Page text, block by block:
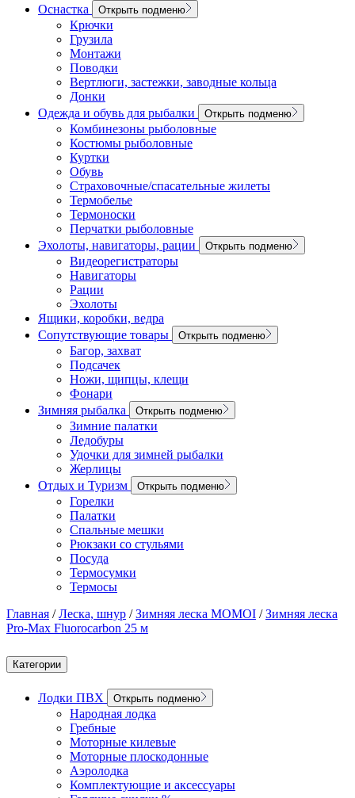
Оснастка
Открыть подменю
Крючки
Грузила
Монтажи
Поводки
Вертлюги, застежки, заводные кольца
Донки
Одежда и обувь для рыбалки
Открыть подменю
Комбинезоны рыболовные
Костюмы рыболовные
Куртки
Обувь
Страховочные/спасательные жилеты
Термобелье
Термоноски
Перчатки рыболовные
Эхолоты, навигаторы, рации
Открыть подменю
Видеорегистраторы
Навигаторы
Рации
Эхолоты
Ящики, коробки, ведра
Сопутствующие товары
Открыть подменю
Багор, захват
Подсачек
Ножи, щипцы, клещи
Фонари
Зимняя рыбалка
Открыть подменю
Зимние палатки
Ледобуры
Удочки для зимней рыбалки
Жерлицы
Отдых и Туризм
Открыть подменю
Горелки
Палатки
Спальные мешки
Рюкзаки со стульями
Посуда
Термосумки
Термосы
Главная /Леска, шнур /Зимняя леска MOMOI /Зимняя леска
Pro-Max Fluorocarbon 25 м
Категории
Лодки ПВХ Открыть подменю
Народная лодка
Гребные
Моторные килевые
Моторные плоскодонные
Аэролодка
Комплектующие и аксессуары